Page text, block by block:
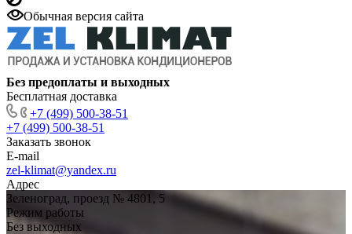
Обычная версия сайта
Без предоплаты и выходных
Бесплатная доставка
+7 (499) 500-38-51
+7 (499) 500-38-51
Заказать звонок
E-mail
zel-klimat@yandex.ru
Адрес
Зеленоград, проезд № 4801, 5
Режим работы
Без выходных